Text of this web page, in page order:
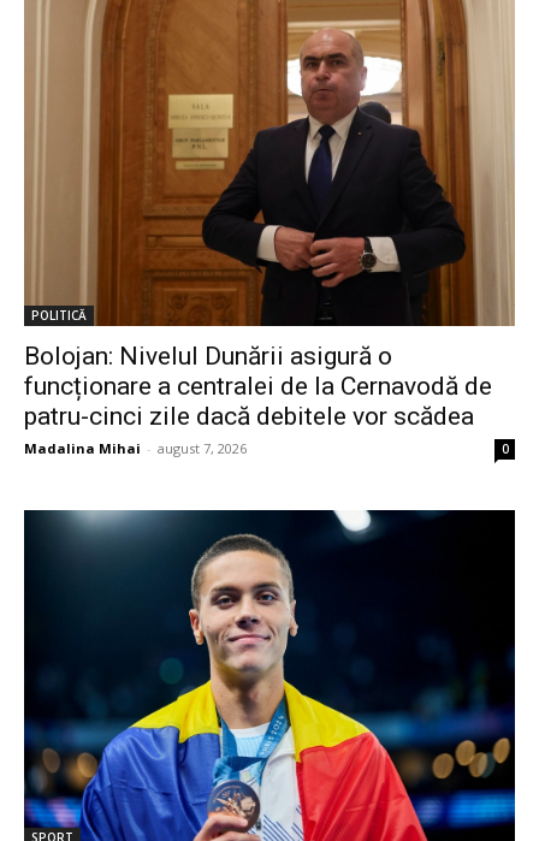
POLITICĂ
Bolojan: Nivelul Dunării asigură o
funcționare a centralei de la Cernavodă de
patru-cinci zile dacă debitele vor scădea
Madalina Mihai - august 7, 2026 0
SPORT